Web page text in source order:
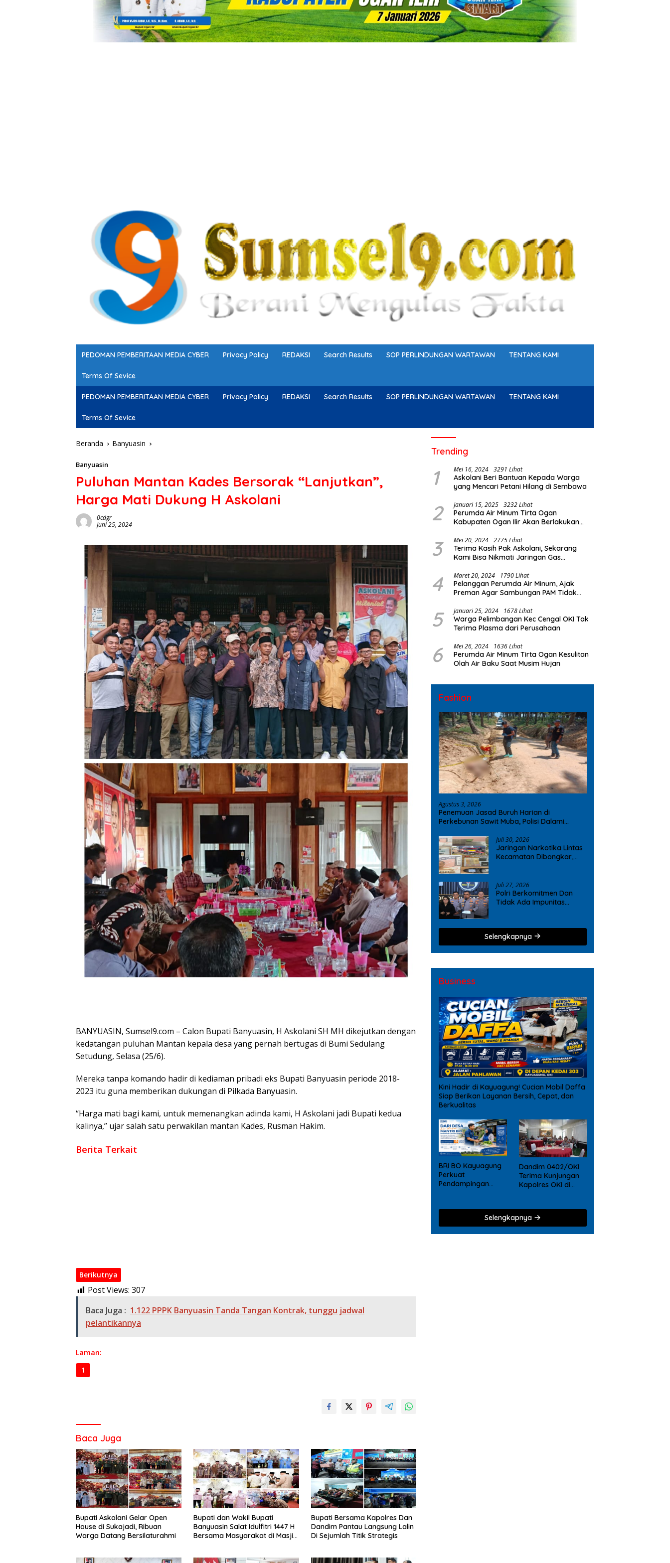
PEDOMAN PEMBERITAAN MEDIA CYBER Privacy Policy REDAKSI Search Results SOP PERLINDUNGAN WARTAWAN TENTANG KAMI
Terms Of Sevice
PEDOMAN PEMBERITAAN MEDIA CYBER Privacy Policy REDAKSI Search Results SOP PERLINDUNGAN WARTAWAN TENTANG KAMI
Terms Of Sevice
Beranda Banyuasin
Banyuasin
Puluhan Mantan Kades Bersorak “Lanjutkan”,
Harga Mati Dukung H Askolani
0cdgr
Juni 25, 2024
BANYUASIN, Sumsel9.com – Calon Bupati Banyuasin, H Askolani SH MH dikejutkan dengan
kedatangan puluhan Mantan kepala desa yang pernah bertugas di Bumi Sedulang
Setudung, Selasa (25/6).
Mereka tanpa komando hadir di kediaman pribadi eks Bupati Banyuasin periode 2018-
2023 itu guna memberikan dukungan di Pilkada Banyuasin.
“Harga mati bagi kami, untuk memenangkan adinda kami, H Askolani jadi Bupati kedua
kalinya,” ujar salah satu perwakilan mantan Kades, Rusman Hakim.
Berita Terkait
Berikutnya
Post Views: 307
Baca Juga : 1.122 PPPK Banyuasin Tanda Tangan Kontrak, tunggu jadwal
pelantikannya
Laman:
1
Baca Juga
‎Bupati Askolani Gelar Open
House di Sukajadi, Ribuan
Warga Datang Bersilaturahmi
‎Bupati dan Wakil Bupati
Banyuasin Salat Idulfitri 1447 H
Bersama Masyarakat di Masjid
‎Bupati Bersama Kapolres Dan
Dandim Pantau Langsung Lalin
Di Sejumlah Titik Strategis
Trending
1 Mei 16, 2024 3291 Lihat
Askolani Beri Bantuan Kepada Warga
yang Mencari Petani Hilang di Sembawa
2 Januari 15, 2025 3232 Lihat
Perumda Air Minum Tirta Ogan
Kabupaten Ogan Ilir Akan Berlakukan
3 Mei 20, 2024 2775 Lihat
Terima Kasih Pak Askolani, Sekarang
Kami Bisa Nikmati Jaringan Gas
4 Maret 20, 2024 1790 Lihat
Pelanggan Perumda Air Minum, Ajak
Preman Agar Sambungan PAM Tidak
5 Januari 25, 2024 1678 Lihat
Warga Pelimbangan Kec Cengal OKI Tak
Terima Plasma dari Perusahaan
6 Mei 26, 2024 1636 Lihat
Perumda Air Minum Tirta Ogan Kesulitan
Olah Air Baku Saat Musim Hujan
Fashion
Agustus 3, 2026
Penemuan Jasad Buruh Harian di
Perkebunan Sawit Muba, Polisi Dalami
Juli 30, 2026
Jaringan Narkotika Lintas
Kecamatan Dibongkar,
Juli 27, 2026
Polri Berkomitmen Dan
Tidak Ada Impunitas
Selengkapnya
Business
Kini Hadir di Kayuagung! Cucian Mobil Daffa
Siap Berikan Layanan Bersih, Cepat, dan
Berkualitas
BRI BO Kayuagung
Perkuat
Pendampingan
Dandim 0402/OKI
Terima Kunjungan
Kapolres OKI di
Selengkapnya